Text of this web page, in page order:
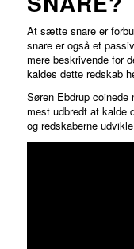
At sætte snare er
snare er også et
mere beskrivende for
kaldes dette redskab
Søren Ebdrup coinede
mest udbredt at kalde
og redskaberne